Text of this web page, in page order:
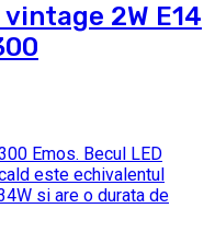
2W E14
Emos. Becul LED
este echivalentul
si are o durata de